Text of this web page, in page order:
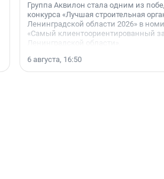
Группа Аквилон стала одним из
конкурса «Лучшая строительная
Ленинградской области 2026» в
«Самый клиентоориентированный
Ленинградской области».
6 августа, 16:50